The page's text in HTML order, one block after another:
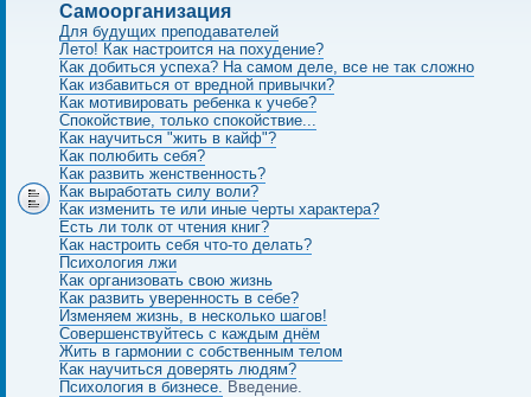
Самоорганизация
Для будущих преподавателей
Лето! Как настроится на похудение?
Как добиться успеха? На самом деле, все не так сложно
Как избавиться от вредной привычки?
Как мотивировать ребенка к учебе?
Спокойствие, только спокойствие...
Как научиться "жить в кайф"?
Как полюбить себя?
Как развить женственность?
Как выработать силу воли?
Как изменить те или иные черты характера?
Есть ли толк от чтения книг?
Как настроить себя что-то делать?
Психология лжи
Как организовать свою жизнь
Как развить уверенность в себе?
Изменяем жизнь, в несколько шагов!
Совершенствуйтесь с каждым днём
Жить в гармонии с собственным телом
Как научиться доверять людям?
Психология в бизнесе. Введение.